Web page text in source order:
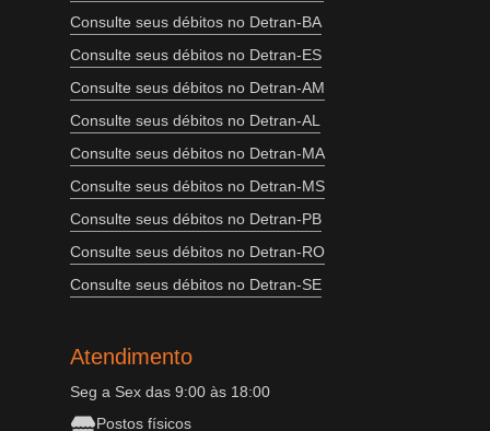
Consulte seus débitos no Detran-BA
Consulte seus débitos no Detran-ES
Consulte seus débitos no Detran-AM
Consulte seus débitos no Detran-AL
Consulte seus débitos no Detran-MA
Consulte seus débitos no Detran-MS
Consulte seus débitos no Detran-PB
Consulte seus débitos no Detran-RO
Consulte seus débitos no Detran-SE
Atendimento
Seg a Sex das 9:00 às 18:00
Postos físicos